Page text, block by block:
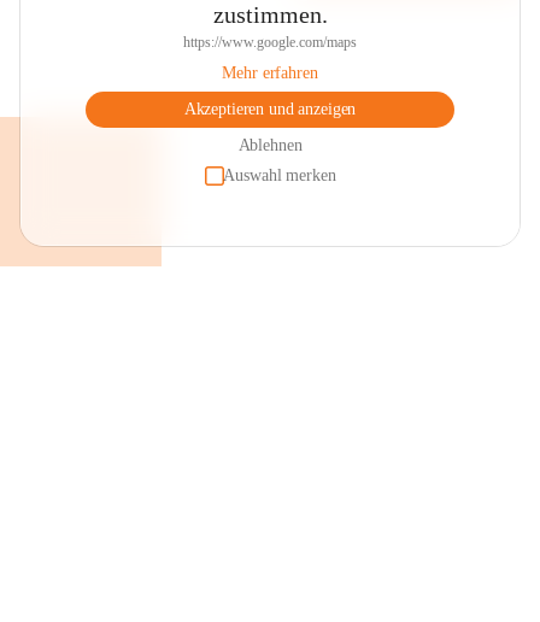
zustimmen.
https://www.google.com/maps
Mehr erfahren
Akzeptieren und anzeigen
Ablehnen
Auswahl merken